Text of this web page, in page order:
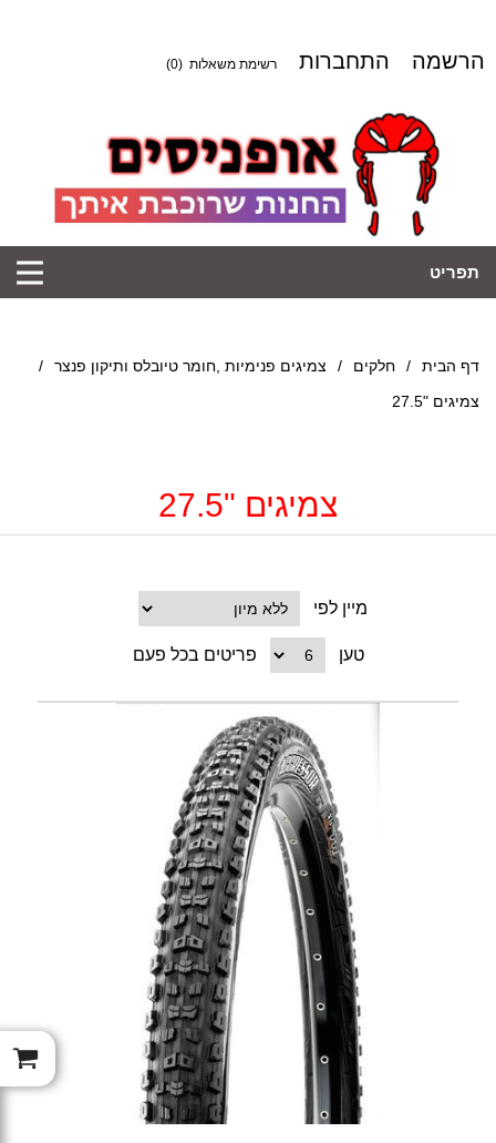
הרשמה התחברות רשימת משאלות (0)
תפריט
דף הבית / חלקים / צמיגים פנימיות ,חומר טיובלס ותיקון פנצר
/
צמיגים "27.5
צמיגים "27.5
מיין לפי
טען פריטים בכל פעם